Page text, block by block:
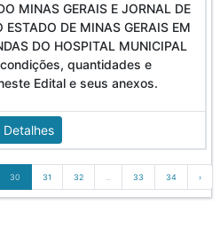
MINAS GERAIS E JORNAL DE
DE MINAS GERAIS EM
DO HOSPITAL MUNICIPAL
quantidades e
Edital e seus anexos.
Detalhes
30 31 32 33 34 ›